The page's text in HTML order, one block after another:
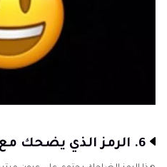
6. الرمز الذي يضحك مع وجه مشع